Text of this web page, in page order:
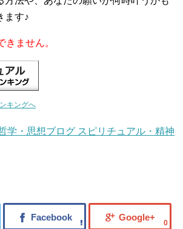
ます♪
ません。
キングへ
0